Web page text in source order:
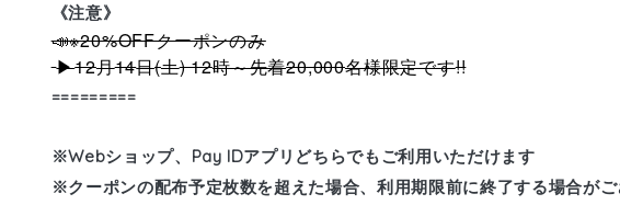
《注意》
📣※20%OFFクーポンのみ
▶︎12月14日(土) 12時～先着20,000名様限定です!!
=========
※Webショップ、Pay IDアプリどちらでもご利用いただけます
※クーポンの配布予定枚数を超えた場合、利用期限前に終了する場合が